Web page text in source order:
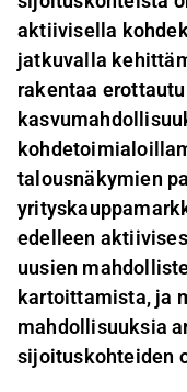
aktiivisella
jatkuvalla
rakentaa
talousnäkymien
edelleen
uusien
kartoittamista, ja
mahdollisuuksia
sijoituskohteiden